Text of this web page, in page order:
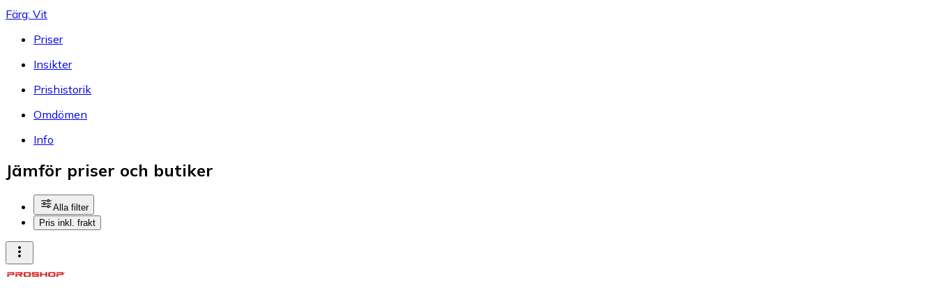
Färg: Vit
Priser
Insikter
Prishistorik
Omdömen
Info
Jämför priser och butiker
Alla filter
Pris inkl. frakt